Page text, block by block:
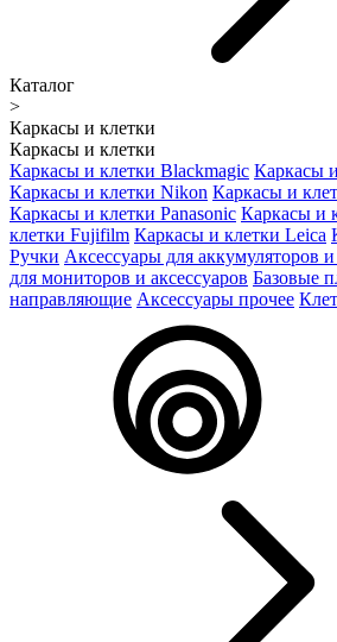
Каталог
>
Каркасы и клетки
Каркасы и клетки
Каркасы и клетки Blackmagic Каркасы
Каркасы и клетки Nikon Каркасы и
Каркасы и клетки Panasonic Каркасы и
клетки Fujifilm Каркасы и клетки Leica
Ручки Аксессуары для аккумуляторов и
для мониторов и аксессуаров Базовые
направляющие Аксессуары прочее